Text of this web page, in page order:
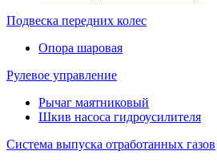
Подвеска передних колес
Опора шаровая
Рулевое управление
Рычаг маятниковый
Шкив насоса гидроусилителя
Система выпуска отработанных газов